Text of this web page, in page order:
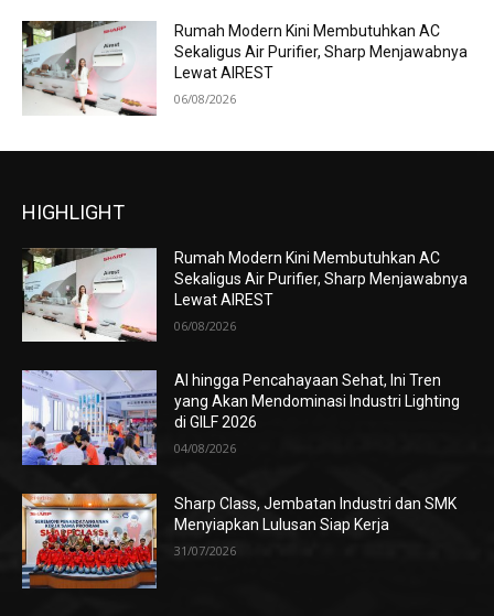
Rumah Modern Kini Membutuhkan AC
Sekaligus Air Purifier, Sharp Menjawabnya
Lewat AIREST
06/08/2026
HIGHLIGHT
Rumah Modern Kini Membutuhkan AC
Sekaligus Air Purifier, Sharp Menjawabnya
Lewat AIREST
06/08/2026
AI hingga Pencahayaan Sehat, Ini Tren
yang Akan Mendominasi Industri Lighting
di GILF 2026
04/08/2026
Sharp Class, Jembatan Industri dan SMK
Menyiapkan Lulusan Siap Kerja
31/07/2026